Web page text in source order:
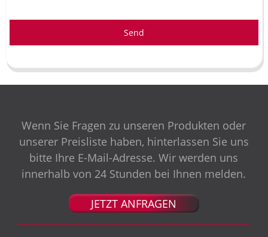
Send
Wenn Sie Fragen zu unseren Produkten oder
unserer Preisliste haben, hinterlassen Sie uns
bitte Ihre E-Mail-Adresse. Wir werden uns
innerhalb von 24 Stunden bei Ihnen melden.
JETZT ANFRAGEN